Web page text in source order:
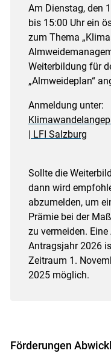
Am Dienstag, den
bis 15:00 Uhr ein
zum Thema
Weiterbildung für
„Almweideplan“
Anmeldung unter:
| LFI Salzburg
Sollte die
dann wird
abzumelden, um
Prämie bei der
zu vermeiden.
Antragsjahr 2026
Zeitraum 1.
2025 möglich.
Förderungen